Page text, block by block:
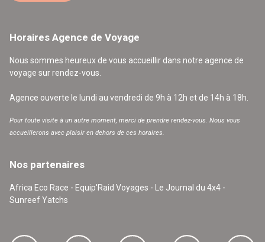
Horaires Agence de Voyage
Nous sommes heureux de vous accueillir dans notre agence de
voyage sur rendez-vous.
Agence ouverte le lundi au vendredi de 9h à 12h et de 14h à 18h.
Pour toute visite à un autre moment, merci de prendre rendez-vous. Nous vous
accueillerons avec plaisir en dehors de ces horaires.
Nos partenaires
Africa Eco Race - Equip'Raid Voyages - Le Journal du 4x4 -
Sunreef Yatchs